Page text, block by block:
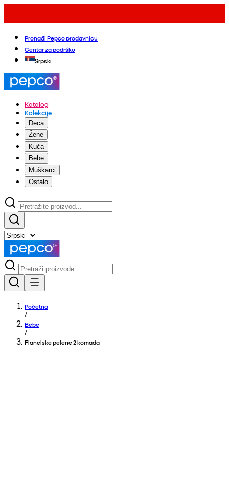
Pronađi Pepco prodavnicu
Centar za podršku
Srpski
Katalog
Kolekcije
Deca
Žene
Kuća
Bebe
Muškarci
Ostalo
Početna
/
Bebe
/
Flanelske pelene 2 komada